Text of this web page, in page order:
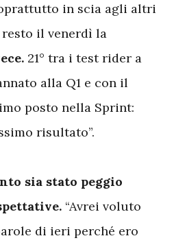
in scia agli altri
il venerdì la
21° tra i test rider a
alla Q1 e con il
posto nella Sprint:
risultato”.
sia stato peggio
“Avrei voluto
di ieri perché ero